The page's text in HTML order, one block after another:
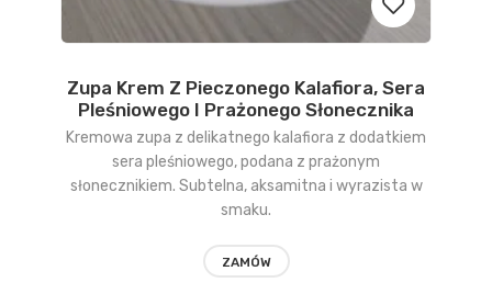
Dodaj
do
Zupa Krem Z Pieczonego Kalafiora, Sera
Pleśniowego I Prażonego Słonecznika
Kremowa zupa z delikatnego kalafiora z dodatkiem
sera pleśniowego, podana z prażonym
słonecznikiem. Subtelna, aksamitna i wyrazista w
smaku.
ZAMÓW